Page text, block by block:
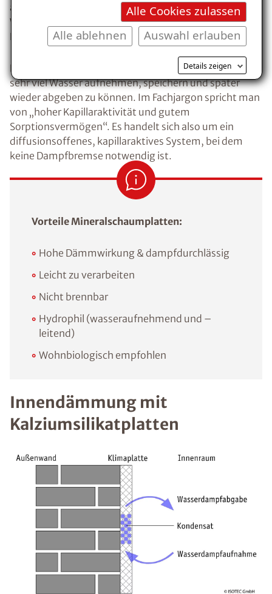
Alle Cookies zulassen
Auswahl erlauben
Alle ablehnen
Details zeigen
aufgeschäumt, der sehr leicht ist und eine geringe
Wärmeleitfähigkeit und somit eine gute
Dämmwirkung hat.
Ein großer Vorteil dieser Dämmung ist die Fähigkeit
sehr viel Wasser aufnehmen, speichern und später
wieder abgeben zu können. Im Fachjargon spricht man
von „hoher Kapillaraktivität und gutem
Sorptionsvermögen“. Es handelt sich also um ein
diffusionsoffenes, kapillaraktives System, bei dem
keine Dampfbremse notwendig ist.
Vorteile Mineralschaumplatten:
Hohe Dämmwirkung & dampfdurchlässig
Leicht zu verarbeiten
Nicht brennbar
Hydrophil (wasseraufnehmend und –
leitend)
Wohnbiologisch empfohlen
Innendämmung mit
Kalziumsilikatplatten
Kostenlosen Ratgeber anfordern
Voraussetzung für den Erhalt des kostenfreien
Ratgebers ist die Anmeldung zu unserem Newsletter.